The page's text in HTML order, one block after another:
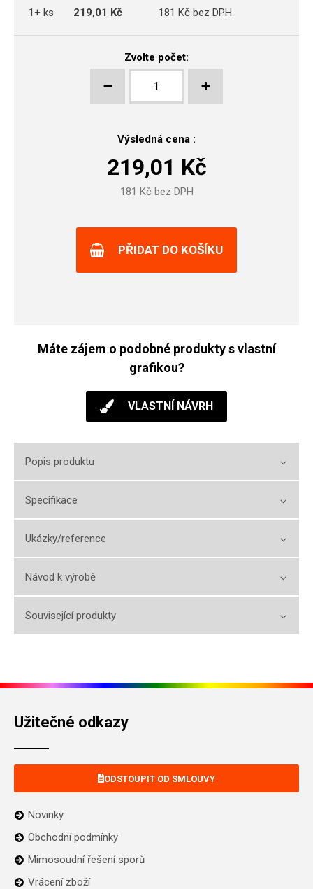
1+ ks
219,01 Kč 181 Kč bez DPH
Zvolte počet:
Výsledná cena :
219,01 Kč
181 Kč bez DPH
PŘIDAT DO KOŠÍKU
Máte zájem o podobné produkty s vlastní
grafikou?
VLASTNÍ NÁVRH
Popis produktu
Specifikace
Ukázky/reference
Návod k výrobě
Související produkty
Užitečné odkazy
ODSTOUPIT OD SMLOUVY
Novinky
Obchodní podmínky
Mimosoudní řešení sporů
Vrácení zboží